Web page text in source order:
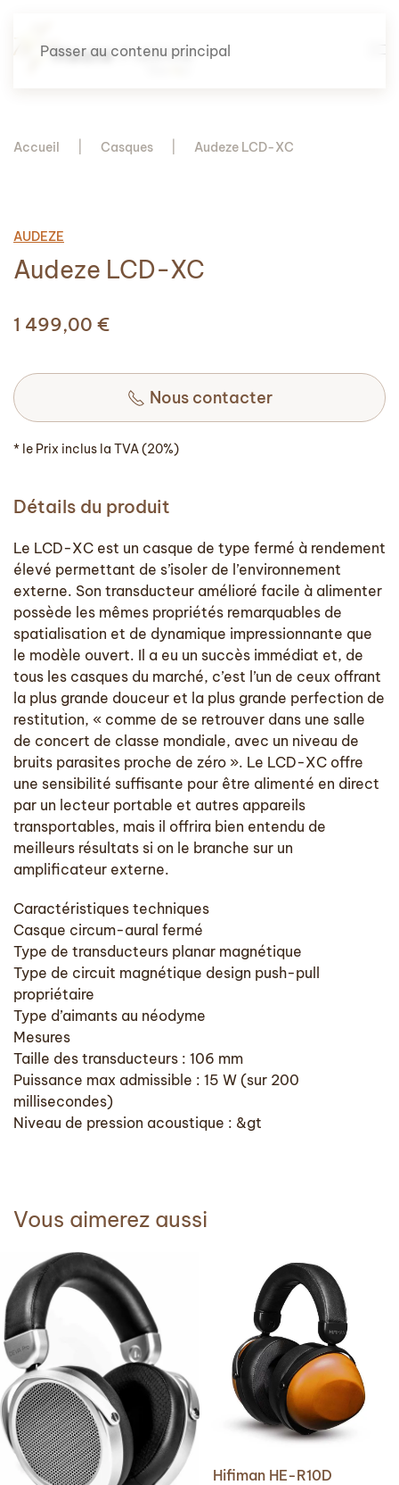
Passer au contenu principal
Accueil Casques Audeze LCD-XC
AUDEZE
Audeze LCD-XC
1 499,00 €
Nous contacter
* le Prix inclus la TVA (20%)
Détails du produit
Le LCD-XC est un casque de type fermé à rendement
élevé permettant de s’isoler de l’environnement
externe. Son transducteur amélioré facile à alimenter
possède les mêmes propriétés remarquables de
spatialisation et de dynamique impressionnante que
le modèle ouvert. Il a eu un succès immédiat et, de
tous les casques du marché, c’est l’un de ceux offrant
la plus grande douceur et la plus grande perfection de
restitution, « comme de se retrouver dans une salle
de concert de classe mondiale, avec un niveau de
bruits parasites proche de zéro ». Le LCD-XC offre
une sensibilité suffisante pour être alimenté en direct
par un lecteur portable et autres appareils
transportables, mais il offrira bien entendu de
meilleurs résultats si on le branche sur un
amplificateur externe.
Caractéristiques techniques
Casque circum-aural fermé
Type de transducteurs planar magnétique
Type de circuit magnétique design push-pull
propriétaire
Type d’aimants au néodyme
Mesures
Taille des transducteurs : 106 mm
Puissance max admissible : 15 W (sur 200
millisecondes)
Niveau de pression acoustique : &gt
Vous aimerez aussi
Hifiman HE-R10D